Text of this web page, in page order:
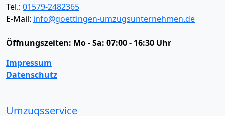
Tel.: 01579-2482365
E-Mail: info@goettingen-umzugsunternehmen.de
Öffnungszeiten: Mo - Sa: 07:00 - 16:30 Uhr
Impressum
Datenschutz
Umzugsservice